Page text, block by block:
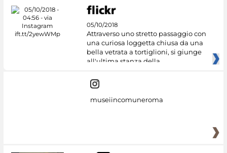
05/10/2018
Attraverso uno stretto passaggio con
una curiosa loggetta chiusa da una
bella vetrata a tortiglioni, si giunge
all'ultima stanza della
museiincomuneroma